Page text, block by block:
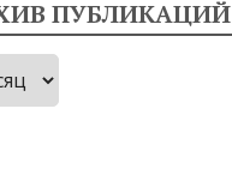
ПУБЛИКАЦИЙ